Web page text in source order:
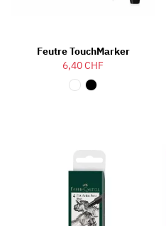
Feutre TouchMarker
6,40 CHF